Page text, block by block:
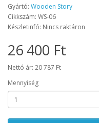
Gyártó: Wooden Story
Cikkszám: WS-06
Készletinfó: Nincs raktáron
26 400 Ft
Nettó ár: 20 787 Ft
Mennyiség